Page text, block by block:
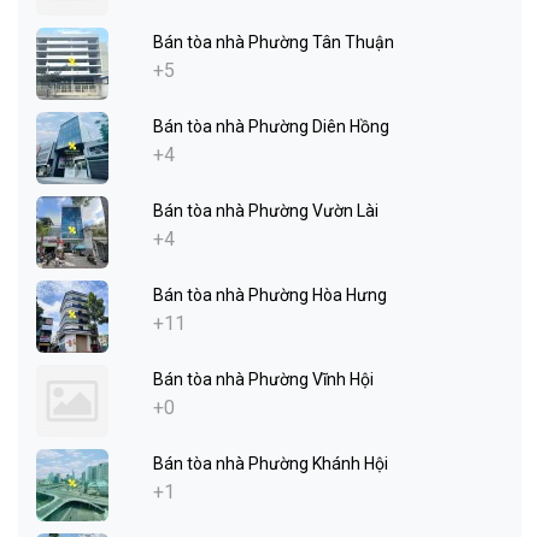
Bán tòa nhà Phường Tân Thuận
+5
Bán tòa nhà Phường Diên Hồng
+4
Bán tòa nhà Phường Vườn Lài
+4
Bán tòa nhà Phường Hòa Hưng
+11
Bán tòa nhà Phường Vĩnh Hội
+0
Bán tòa nhà Phường Khánh Hội
+1